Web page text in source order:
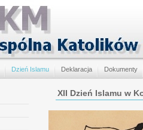
Dzień Islamu Deklaracja Dokumenty
XII Dzień Islamu w